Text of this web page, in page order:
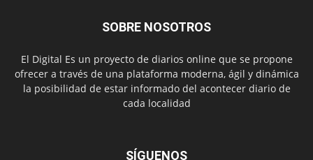
SOBRE NOSOTROS
El Digital Es un proyecto de diarios online que se propone
ofrecer a través de una plataforma moderna, ágil y dinámica
la posibilidad de estar informado del acontecer diario de
cada localidad
SÍGUENOS